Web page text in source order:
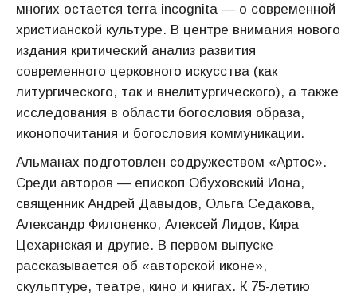
многих остается terra incognita — о современной
христианской культуре. В центре внимания нового
издания критический анализ развития
современного церковного искусства (как
литургического, так и внелитургического), а также
исследования в области богословия образа,
иконопочитания и богословия коммуникации.
Альманах подготовлен содружеством «Артос».
Среди авторов — епископ Обуховский Иона,
священник Андрей Давыдов, Ольга Седакова,
Александр Филоненко, Алексей Лидов, Кира
Цехарнская и другие. В первом выпуске
рассказывается об «авторской иконе»,
скульптуре, театре, кино и книгах. К 75-летию